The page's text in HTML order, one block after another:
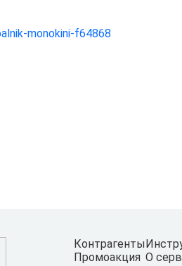
monokini-f64868
Контрагенты
Промоакция О